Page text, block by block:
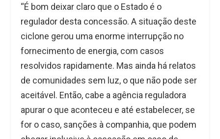
“É bom deixar claro que o Estado é o
regulador desta concessão. A situação deste
ciclone gerou uma enorme interrupção no
fornecimento de energia, com casos
resolvidos rapidamente. Mas ainda há relatos
de comunidades sem luz, o que não pode ser
aceitável. Então, cabe a agência reguladora
apurar o que aconteceu e até estabelecer, se
for o caso, sanções à companhia, que podem